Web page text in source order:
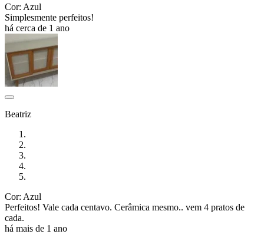
Cor: Azul
Simplesmente perfeitos!
há cerca de 1 ano
Beatriz
Cor: Azul
Perfeitos! Vale cada centavo. Cerâmica mesmo.. vem 4 pratos de
cada.
há mais de 1 ano